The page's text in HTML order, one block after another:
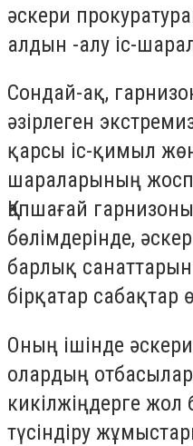
әскери
алдын -алу іс-
Сондай-ақ,
әзірлеген
қарсы іс-қимыл
шараларының
Қапшағай
бөлімдерінде,
барлық
бірқатар сабақтар
Оның ішінде
олардың
кикілжіңдерге жол
түсіндіру